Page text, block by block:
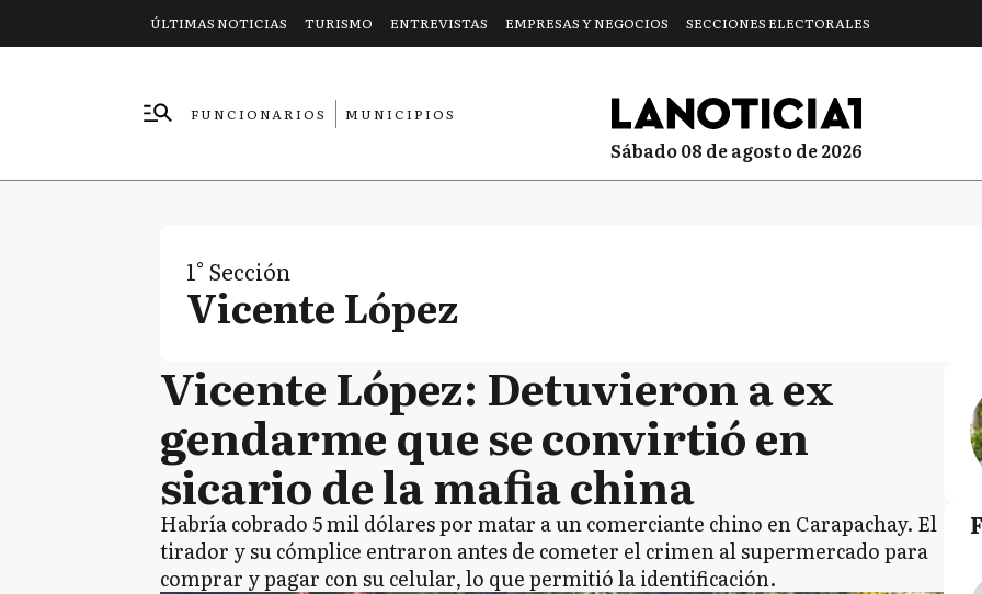
ÚLTIMAS NOTICIAS TURISMO ENTREVISTAS EMPRESAS Y NEGOCIOS SECCIONES ELECTORALES
FUNCIONARIOS
MUNICIPIOS
sábado 08 de agosto de 2026
1° Sección
Vicente López
Vicente López: Detuvieron a ex
gendarme que se convirtió en
sicario de la mafia china
Habría cobrado 5 mil dólares por matar a un comerciante chino en Carapachay. El
tirador y su cómplice entraron antes de cometer el crimen al supermercado para
comprar y pagar con su celular, lo que permitió la identificación.